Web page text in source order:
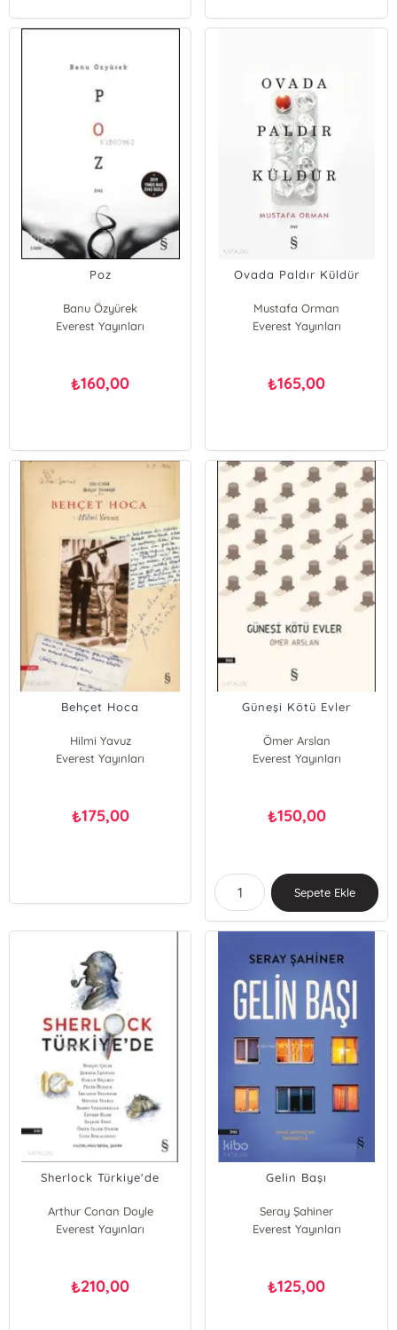
Poz
Banu Özyürek
Everest Yayınları
₺160,00
Ovada Paldır Küldür
Mustafa Orman
Everest Yayınları
₺165,00
Behçet Hoca
Hilmi Yavuz
Everest Yayınları
₺175,00
Güneşi Kötü Evler
Ömer Arslan
Everest Yayınları
₺150,00
Sepete Ekle
Sherlock Türkiye'de
Arthur Conan Doyle
Everest Yayınları
₺210,00
Gelin Başı
Seray Şahiner
Everest Yayınları
₺125,00